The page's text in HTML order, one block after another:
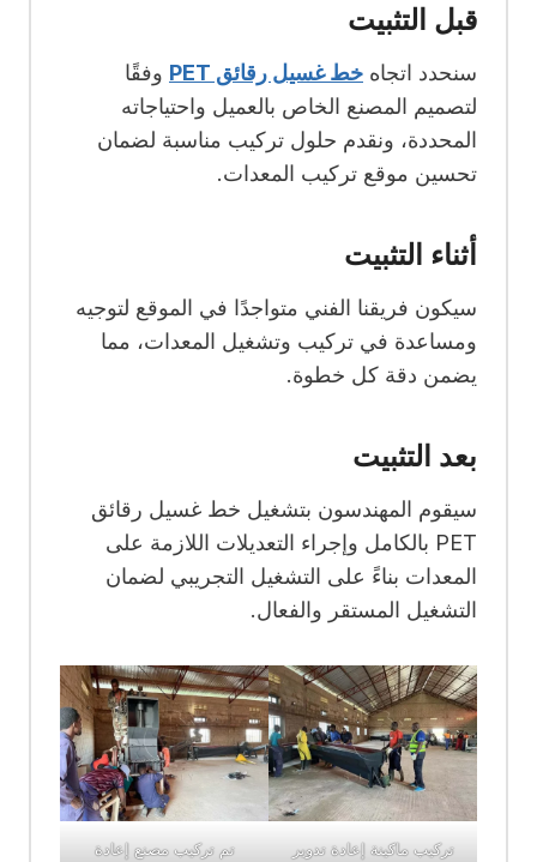
قبل التثبيت
سنحدد اتجاه خط غسيل رقائق PET
وفقًا
لتصميم المصنع الخاص بالعميل واحتياجاته
المحددة، ونقدم حلول تركيب مناسبة لضمان
تحسين موقع تركيب المعدات.
أثناء التثبيت
سيكون فريقنا الفني متواجدًا في الموقع لتوجيه
ومساعدة في تركيب وتشغيل المعدات، مما
يضمن دقة كل خطوة.
بعد التثبيت
سيقوم المهندسون بتشغيل خط غسيل رقائق
PET بالكامل وإجراء التعديلات اللازمة على
المعدات بناءً على التشغيل التجريبي لضمان
التشغيل المستقر والفعال.
تركيب ماكينة إعادة تدوير
تم تركيب مصنع إعادة